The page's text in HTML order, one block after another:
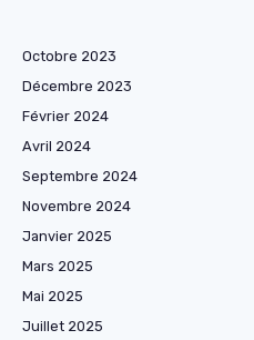
Octobre 2023
Décembre 2023
Février 2024
Avril 2024
Septembre 2024
Novembre 2024
Janvier 2025
Mars 2025
Mai 2025
Juillet 2025